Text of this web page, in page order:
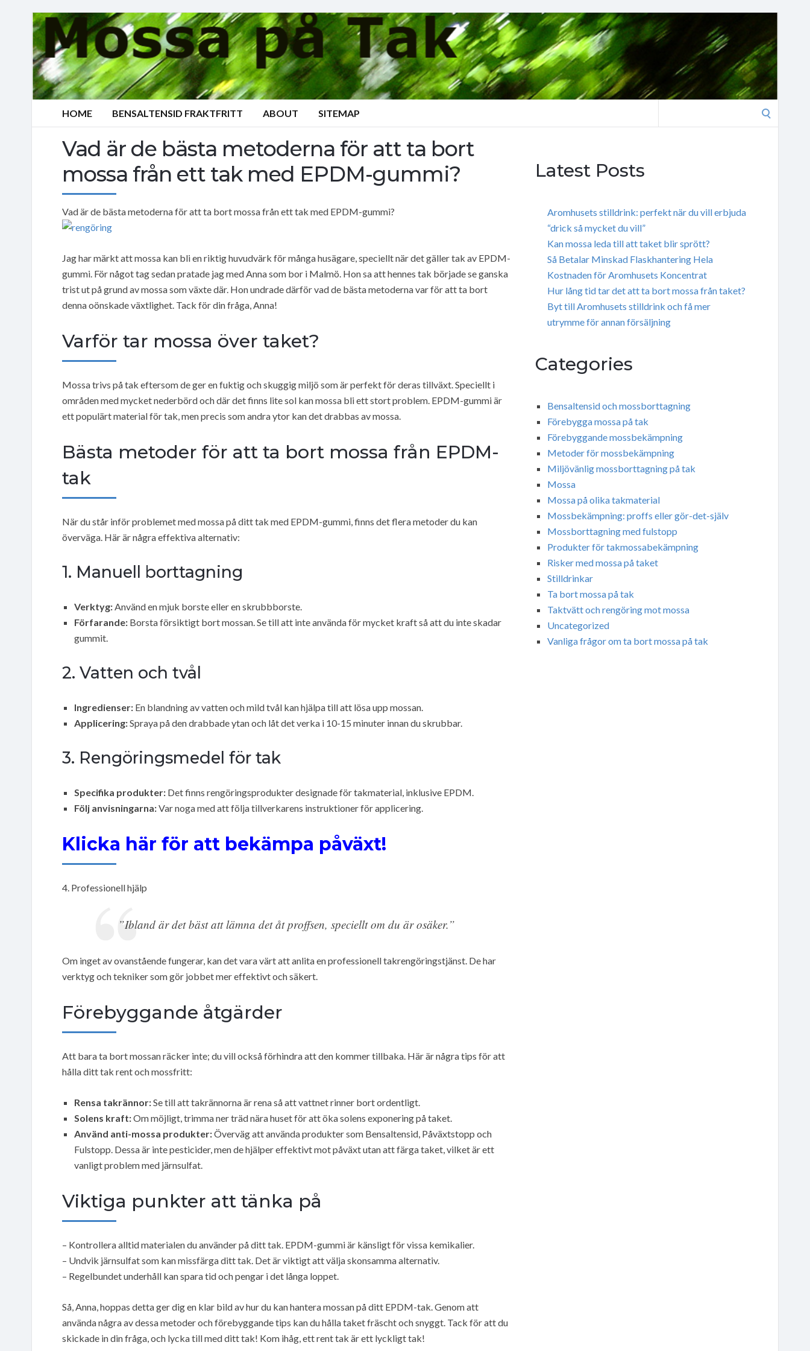
HOME BENSALTENSID FRAKTFRITT ABOUT SITEMAP
Vad är de bästa metoderna för att ta bort
mossa från ett tak med EPDM-gummi?
Vad är de bästa metoderna för att ta bort mossa från ett tak med EPDM-gummi?
Jag har märkt att mossa kan bli en riktig huvudvärk för många husägare, speciellt när det gäller tak av EPDM-
gummi. För något tag sedan pratade jag med Anna som bor i Malmö. Hon sa att hennes tak började se ganska
trist ut på grund av mossa som växte där. Hon undrade därför vad de bästa metoderna var för att ta bort
denna oönskade växtlighet. Tack för din fråga, Anna!
Varför tar mossa över taket?
Mossa trivs på tak eftersom de ger en fuktig och skuggig miljö som är perfekt för deras tillväxt. Speciellt i
områden med mycket nederbörd och där det finns lite sol kan mossa bli ett stort problem. EPDM-gummi är
ett populärt material för tak, men precis som andra ytor kan det drabbas av mossa.
Bästa metoder för att ta bort mossa från EPDM-
tak
När du står inför problemet med mossa på ditt tak med EPDM-gummi, finns det flera metoder du kan
överväga. Här är några effektiva alternativ:
1. Manuell borttagning
Verktyg:Använd en mjuk borste eller en skrubbborste.
Förfarande: Borsta försiktigt bort mossan. Se till att inte använda för mycket kraft så att du inte skadar
gummit.
2. Vatten och tvål
Ingredienser: En blandning av vatten och mild tvål kan hjälpa till att lösa upp mossan.
Applicering:Spraya på den drabbade ytan och låt det verka i 10-15 minuter innan du skrubbar.
3. Rengöringsmedel för tak
Specifika produkter: Det finns rengöringsprodukter designade för takmaterial, inklusive EPDM.
Följ anvisningarna:Var noga med att följa tillverkarens instruktioner för applicering.
Klicka här för att bekämpa påväxt!
4. Professionell hjälp
”Ibland är det bäst att lämna det åt proffsen, speciellt om du är osäker.”
Om inget av ovanstående fungerar, kan det vara värt att anlita en professionell takrengöringstjänst. De har
verktyg och tekniker som gör jobbet mer effektivt och säkert.
Förebyggande åtgärder
Att bara ta bort mossan räcker inte; du vill också förhindra att den kommer tillbaka. Här är några tips för att
hålla ditt tak rent och mossfritt:
Rensa takrännor:Se till att takrännorna är rena så att vattnet rinner bort ordentligt.
Solens kraft:Om möjligt, trimma ner träd nära huset för att öka solens exponering på taket.
Använd anti-mossa produkter:Överväg att använda produkter som Bensaltensid, Påväxtstopp och
Fulstopp. Dessa är inte pesticider, men de hjälper effektivt mot påväxt utan att färga taket, vilket är ett
vanligt problem med järnsulfat.
Viktiga punkter att tänka på
– Kontrollera alltid materialen du använder på ditt tak. EPDM-gummi är känsligt för vissa kemikalier.
– Undvik järnsulfat som kan missfärga ditt tak. Det är viktigt att välja skonsamma alternativ.
– Regelbundet underhåll kan spara tid och pengar i det långa loppet.
Så, Anna, hoppas detta ger dig en klar bild av hur du kan hantera mossan på ditt EPDM-tak. Genom att
använda några av dessa metoder och förebyggande tips kan du hålla taket fräscht och snyggt. Tack för att du
skickade in din fråga, och lycka till med ditt tak! Kom ihåg, ett rent tak är ett lyckligt tak!
Latest Posts
Aromhusets stilldrink: perfekt när du vill erbjuda
“drick så mycket du vill”
Kan mossa leda till att taket blir sprött?
Så Betalar Minskad Flaskhantering Hela
Kostnaden för Aromhusets Koncentrat
Hur lång tid tar det att ta bort mossa från taket?
Byt till Aromhusets stilldrink och få mer
utrymme för annan försäljning
Categories
Bensaltensid och mossborttagning
Förebygga mossa på tak
Förebyggande mossbekämpning
Metoder för mossbekämpning
Miljövänlig mossborttagning på tak
Mossa
Mossa på olika takmaterial
Mossbekämpning: proffs eller gör-det-själv
Mossborttagning med fulstopp
Produkter för takmossabekämpning
Risker med mossa på taket
Stilldrinkar
Ta bort mossa på tak
Taktvätt och rengöring mot mossa
Uncategorized
Vanliga frågor om ta bort mossa på tak